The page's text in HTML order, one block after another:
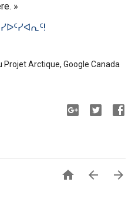
»
!
Projet Arctique, Google Canada
  